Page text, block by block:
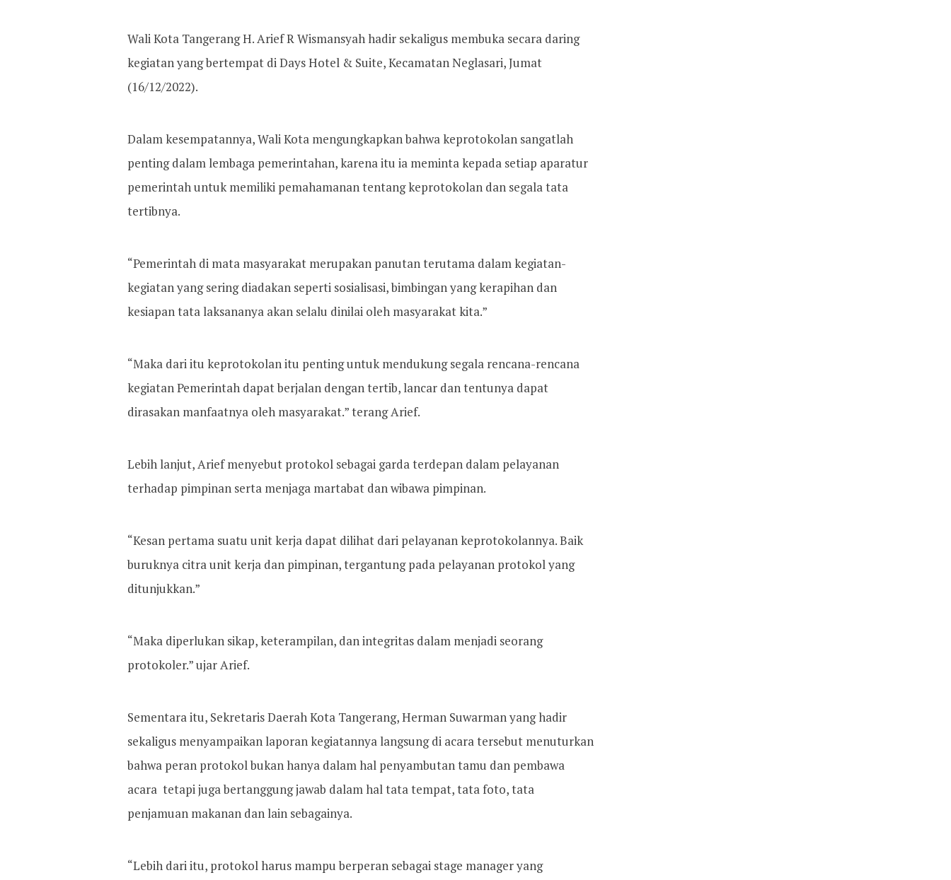
Wali Kota Tangerang H. Arief R Wismansyah hadir sekaligus membuka secara daring
kegiatan yang bertempat di Days Hotel & Suite, Kecamatan Neglasari, Jumat
(16/12/2022).
Dalam kesempatannya, Wali Kota mengungkapkan bahwa keprotokolan sangatlah
penting dalam lembaga pemerintahan, karena itu ia meminta kepada setiap aparatur
pemerintah untuk memiliki pemahamanan tentang keprotokolan dan segala tata
tertibnya.
“Pemerintah di mata masyarakat merupakan panutan terutama dalam kegiatan-
kegiatan yang sering diadakan seperti sosialisasi, bimbingan yang kerapihan dan
kesiapan tata laksananya akan selalu dinilai oleh masyarakat kita.”
“Maka dari itu keprotokolan itu penting untuk mendukung segala rencana-rencana
kegiatan Pemerintah dapat berjalan dengan tertib, lancar dan tentunya dapat
dirasakan manfaatnya oleh masyarakat.” terang Arief.
Lebih lanjut, Arief menyebut protokol sebagai garda terdepan dalam pelayanan
terhadap pimpinan serta menjaga martabat dan wibawa pimpinan.
“Kesan pertama suatu unit kerja dapat dilihat dari pelayanan keprotokolannya. Baik
buruknya citra unit kerja dan pimpinan, tergantung pada pelayanan protokol yang
ditunjukkan.”
“Maka diperlukan sikap, keterampilan, dan integritas dalam menjadi seorang
protokoler.” ujar Arief.
Sementara itu, Sekretaris Daerah Kota Tangerang, Herman Suwarman yang hadir
sekaligus menyampaikan laporan kegiatannya langsung di acara tersebut menuturkan
bahwa peran protokol bukan hanya dalam hal penyambutan tamu dan pembawa
acara tetapi juga bertanggung jawab dalam hal tata tempat, tata foto, tata
penjamuan makanan dan lain sebagainya.
“Lebih dari itu, protokol harus mampu berperan sebagai stage manager yang